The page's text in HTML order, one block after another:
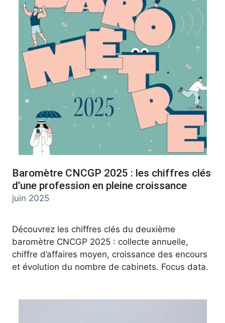
Baromètre CNCGP 2025 : les chiffres clés
d’une profession en pleine croissance
juin 2025
Découvrez les chiffres clés du deuxième
baromètre CNCGP 2025 : collecte annuelle,
chiffre d’affaires moyen, croissance des encours
et évolution du nombre de cabinets. Focus data.